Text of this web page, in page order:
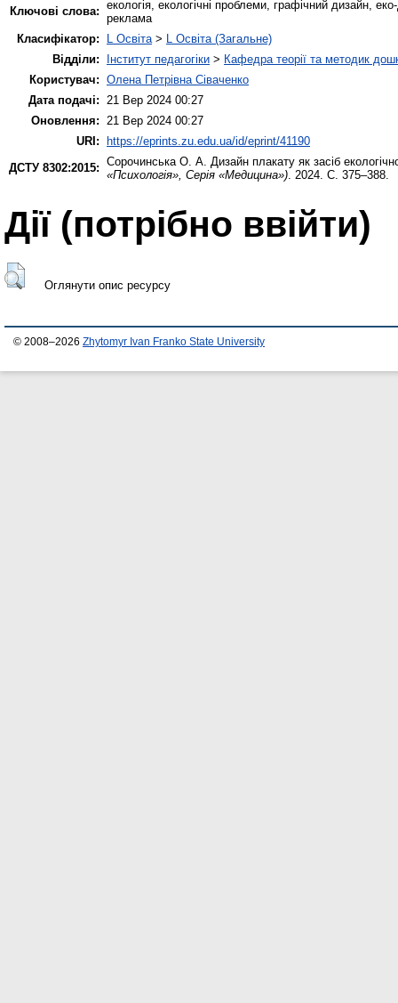
Ключові слова: екологія, екологічні проблеми, графічний дизайн,
реклама
Класифікатор:
L Освіта> L Освіта (Загальне)
Відділи:
Інститут педагогіки > Кафедра теорії та методик
Користувач: Олена Петрівна Сіваченко
Дата подачі: 21 Вер 2024 00:27
Оновлення: 21 Вер 2024 00:27
URI:
https://eprints.zu.edu.ua/id/eprint/41190
ДСТУ 8302:2015: Сорочинська О. А. Дизайн плакату як засіб
«Психологія», Серія «Медицина»). 2024. С. 375–388.
Дії ​​(потрібно ввійти)
Оглянути опис ресурсу
© 2008–2026 Zhytomyr Ivan Franko State University